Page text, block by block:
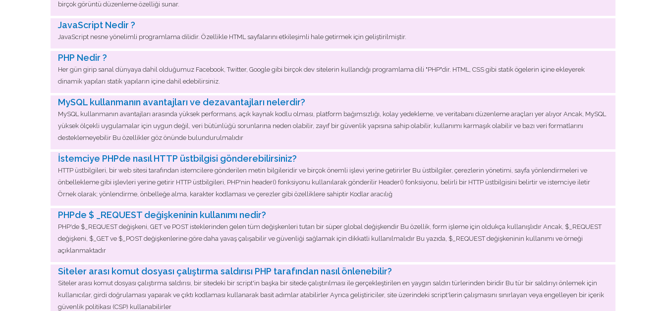
birçok görüntü düzenleme özelliği sunar.
JavaScript Nedir ?
JavaScript nesne yönelimli programlama dilidir. Özellikle HTML sayfalarını etkileşimli hale getirmek için geliştirilmiştir.
PHP Nedir ?
Her gün girip sanal dünyaya dahil olduğumuz Facebook, Twitter, Google gibi birçok dev sitelerin kullandığı programlama dili "PHP"dir. HTML, CSS gibi statik ögelerin içine ekleyerek
dinamik yapıları statik yapıların içine dahil edebilirsiniz.
MySQL kullanmanın avantajları ve dezavantajları nelerdir?
MySQL kullanmanın avantajları arasında yüksek performans, açık kaynak kodlu olması, platform bağımsızlığı, kolay yedekleme, ve veritabanı düzenleme araçları yer alıyor Ancak, MySQL
yüksek ölçekli uygulamalar için uygun değil, veri bütünlüğü sorunlarına neden olabilir, zayıf bir güvenlik yapısına sahip olabilir, kullanımı karmaşık olabilir ve bazı veri formatlarını
desteklemeyebilir Bu özellikler göz önünde bulundurulmalıdır
İstemciye PHPde nasıl HTTP üstbilgisi gönderebilirsiniz?
HTTP üstbilgileri, bir web sitesi tarafından istemcilere gönderilen metin bilgileridir ve birçok önemli işlevi yerine getirirler Bu üstbilgiler, çerezlerin yönetimi, sayfa yönlendirmeleri ve
önbellekleme gibi işlevleri yerine getirir HTTP üstbilgileri, PHP'nin header() fonksiyonu kullanılarak gönderilir Header() fonksiyonu, belirli bir HTTP üstbilgisini belirtir ve istemciye iletir
Örnek olarak; yönlendirme, önbelleğe alma, karakter kodlaması ve çerezler gibi özelliklere sahiptir Kodlar aracılığ
PHPde $ _REQUEST değişkeninin kullanımı nedir?
PHP'de $_REQUEST değişkeni, GET ve POST isteklerinden gelen tüm değişkenleri tutan bir süper global değişkendir Bu özellik, form işleme için oldukça kullanışlıdır Ancak, $_REQUEST
değişkeni, $_GET ve $_POST değişkenlerine göre daha yavaş çalışabilir ve güvenliği sağlamak için dikkatli kullanılmalıdır Bu yazıda, $_REQUEST değişkeninin kullanımı ve örneği
açıklanmaktadır
Siteler arası komut dosyası çalıştırma saldırısı PHP tarafından nasıl önlenebilir?
Siteler arası komut dosyası çalıştırma saldırısı, bir sitedeki bir script'in başka bir sitede çalıştırılması ile gerçekleştirilen en yaygın saldırı türlerinden biridir Bu tür bir saldırıyı önlemek için
kullanıcılar, girdi doğrulaması yaparak ve çıktı kodlaması kullanarak basit adımlar atabilirler Ayrıca geliştiriciler, site üzerindeki script'lerin çalışmasını sınırlayan veya engelleyen bir içerik
güvenlik politikası (CSP) kullanabilirler